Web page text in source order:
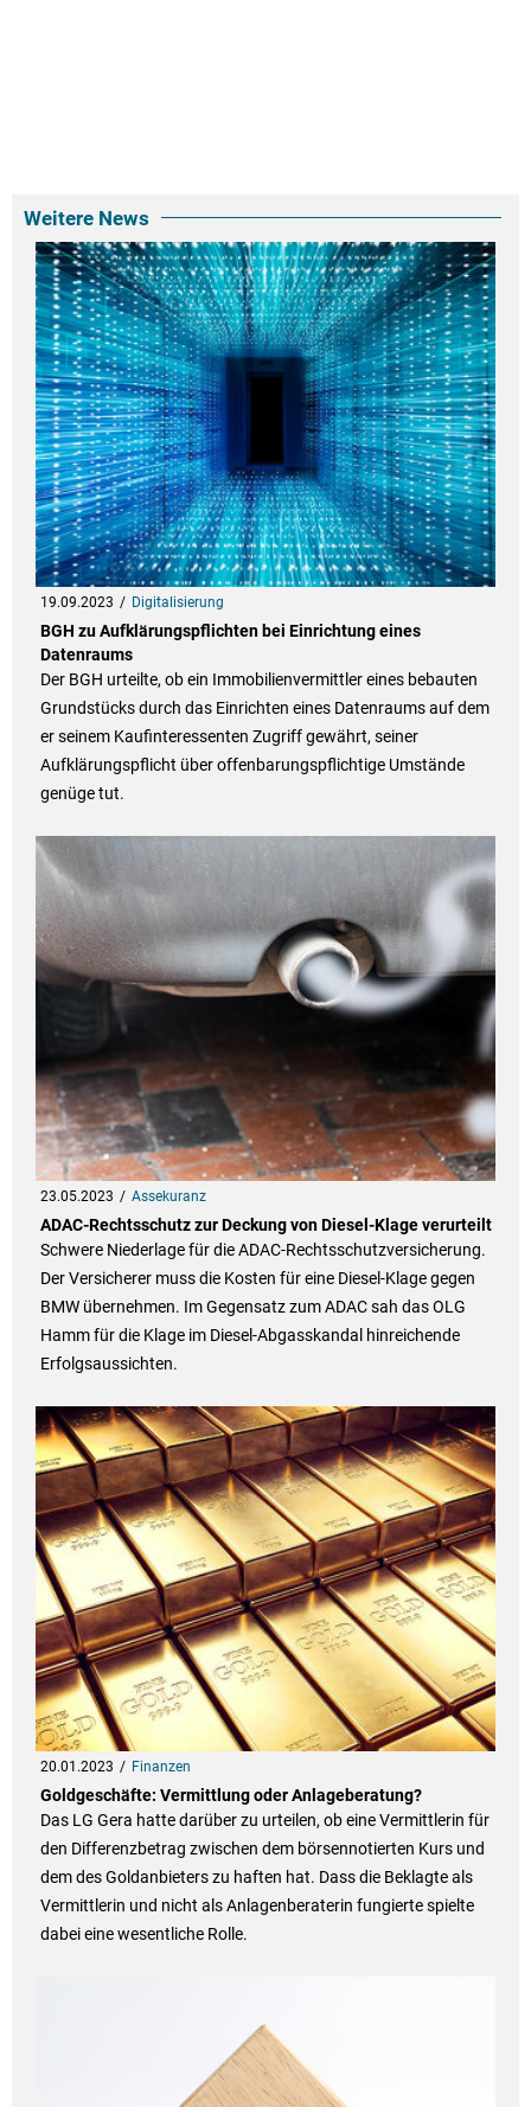
Weitere News
19.09.2023 Digitalisierung
BGH zu Aufklärungspflichten bei Einrichtung eines
Datenraums
Der BGH urteilte, ob ein Immobilienvermittler eines bebauten
Grundstücks durch das Einrichten eines Datenraums auf dem
er seinem Kaufinteressenten Zugriff gewährt, seiner
Aufklärungspflicht über offenbarungspflichtige Umstände
genüge tut.
23.05.2023 Assekuranz
ADAC-Rechtsschutz zur Deckung von Diesel-Klage verurteilt
Schwere Niederlage für die ADAC-Rechtsschutzversicherung.
Der Versicherer muss die Kosten für eine Diesel-Klage gegen
BMW übernehmen. Im Gegensatz zum ADAC sah das OLG
Hamm für die Klage im Diesel-Abgasskandal hinreichende
Erfolgsaussichten.
20.01.2023 Finanzen
Goldgeschäfte: Vermittlung oder Anlageberatung?
Das LG Gera hatte darüber zu urteilen, ob eine Vermittlerin für
den Differenzbetrag zwischen dem börsennotierten Kurs und
dem des Goldanbieters zu haften hat. Dass die Beklagte als
Vermittlerin und nicht als Anlagenberaterin fungierte spielte
dabei eine wesentliche Rolle.